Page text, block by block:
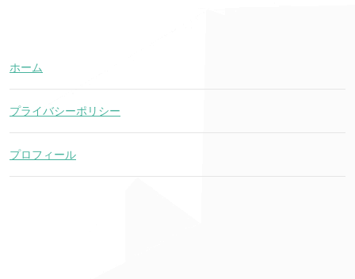
ホーム
プライバシーポリシー
プロフィール